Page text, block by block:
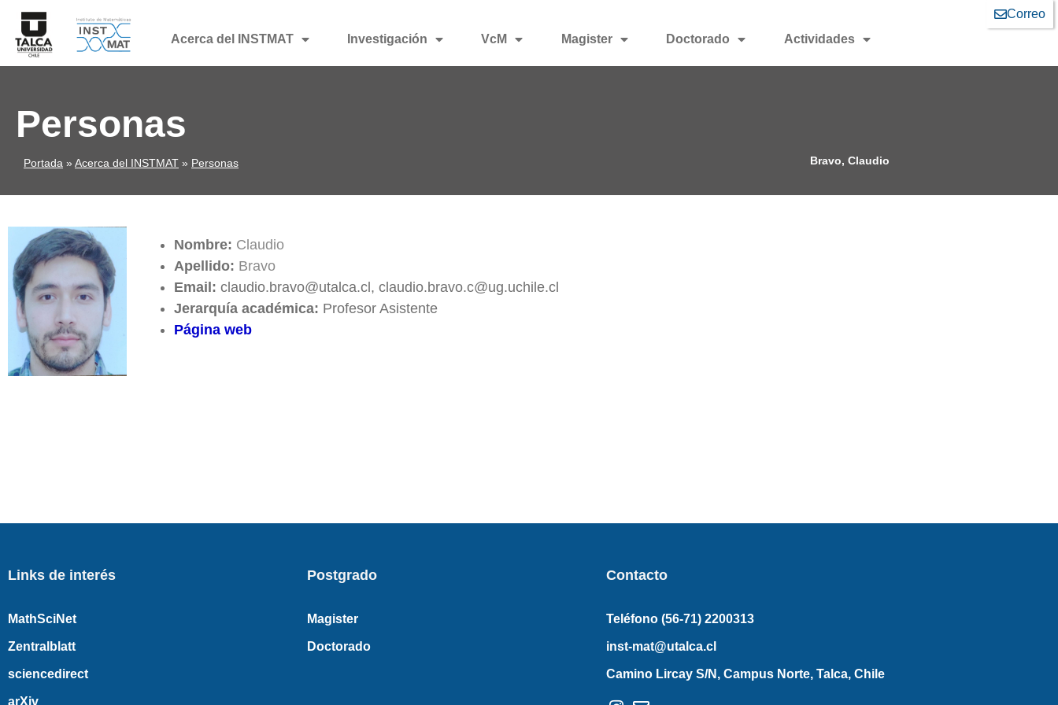
Correo
Acerca del INSTMAT
Investigación VcM Magister Doctorado Actividades
Personas
Portada » Acerca del INSTMAT » Personas Bravo, Claudio
Nombre: Claudio
Apellido: Bravo
Email: claudio.bravo@utalca.cl, claudio.bravo.c@ug.uchile.cl
Jerarquía académica: Profesor Asistente
Página web
Links de interés
MathSciNet
Zentralblatt
sciencedirect
arXiv
Postgrado
Magister
Doctorado
Contacto
Teléfono (56-71) 2200313
inst-mat@utalca.cl
Camino Lircay S/N, Campus Norte, Talca, Chile